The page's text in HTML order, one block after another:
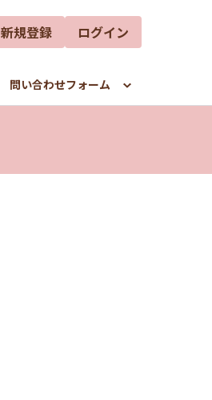
新規登録 ログイン
問い合わせフォーム